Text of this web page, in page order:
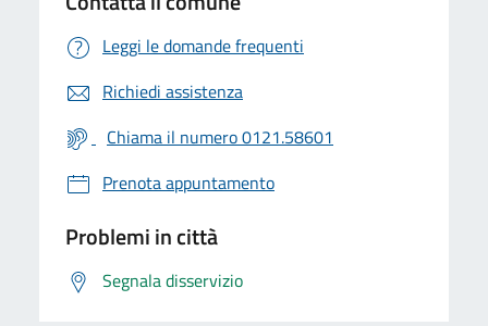
Leggi le domande frequenti
Richiedi assistenza
Chiama il numero 0121.58601
Prenota appuntamento
Problemi in città
Segnala disservizio